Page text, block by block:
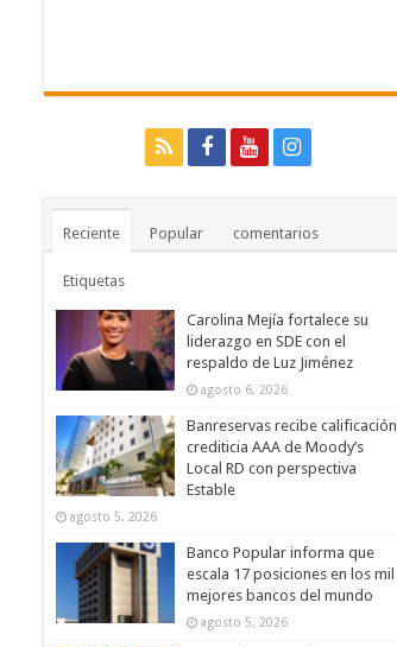
Reciente Popular comentarios
Etiquetas
Carolina Mejía fortalece su
liderazgo en SDE con el
respaldo de Luz Jiménez
agosto 6, 2026
Banreservas recibe calificación
crediticia AAA de Moody’s
Local RD con perspectiva
Estable
agosto 5, 2026
Banco Popular informa que
escala 17 posiciones en los mil
mejores bancos del mundo
agosto 5, 2026